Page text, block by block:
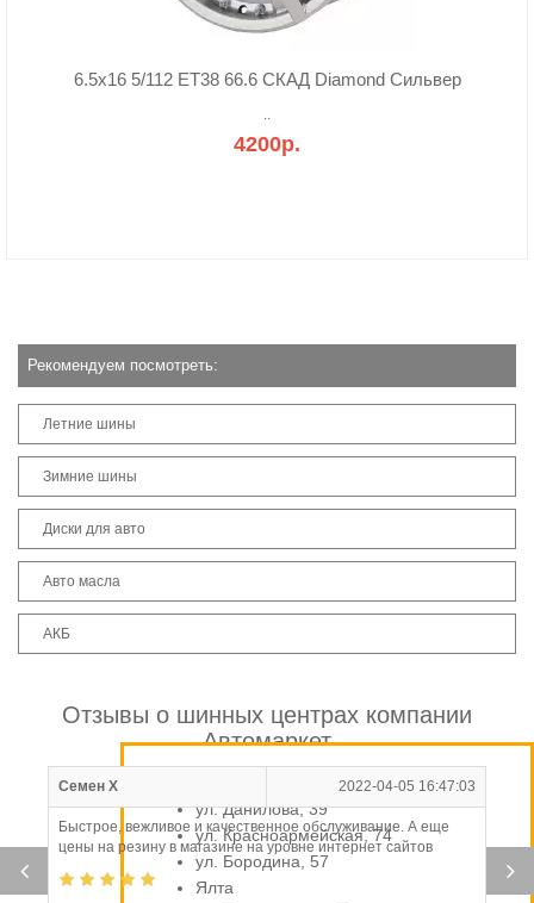
6.5x16 5/112 ET38 66.6 СКАД Diamond Сильвер
..
4200р.
Рекомендуем посмотреть:
Летние шины
Зимние шины
Диски для авто
Авто масла
АКБ
Отзывы о шинных центрах компании
Автомаркет
Семен Х 2022-04-05 16:47:03
Быстрое, вежливое и качественное обслуживание. А еще
цены на резину в магазине на уровне интернет сайтов
ул. Данилова, 39
ул. Красноармейская, 74
ул. Бородина, 57
Ялта